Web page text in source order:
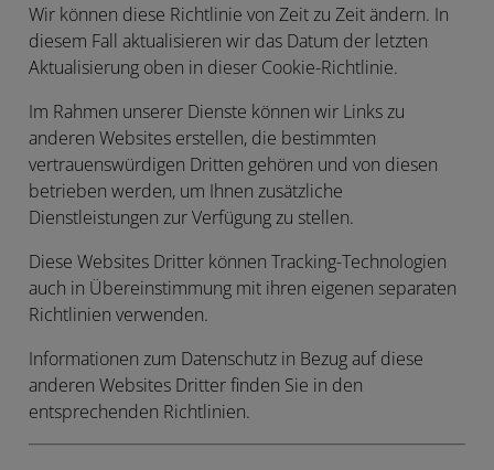
Wir können diese Richtlinie von Zeit zu Zeit ändern. In
diesem Fall aktualisieren wir das Datum der letzten
Aktualisierung oben in dieser Cookie-Richtlinie.
Im Rahmen unserer Dienste können wir Links zu
anderen Websites erstellen, die bestimmten
vertrauenswürdigen Dritten gehören und von diesen
betrieben werden, um Ihnen zusätzliche
Dienstleistungen zur Verfügung zu stellen.
Diese Websites Dritter können Tracking-Technologien
auch in Übereinstimmung mit ihren eigenen separaten
Richtlinien verwenden.
Informationen zum Datenschutz in Bezug auf diese
anderen Websites Dritter finden Sie in den
entsprechenden Richtlinien.